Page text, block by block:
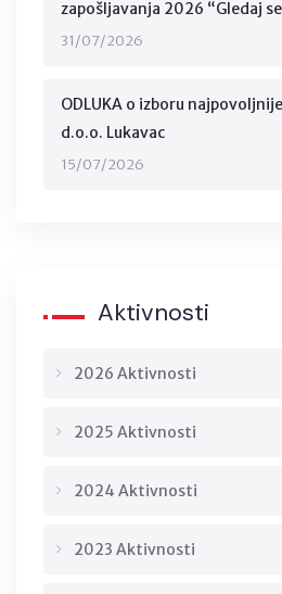
zapošljavanja 2026 “Gledaj
31/07/2026
ODLUKA o izboru
d.o.o. Lukavac
15/07/2026
Aktivnosti
2026 Aktivnosti
2025 Aktivnosti
2024 Aktivnosti
2023 Aktivnosti